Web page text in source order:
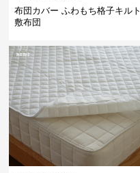
布団カバー ふわもち格子キルト
敷布団